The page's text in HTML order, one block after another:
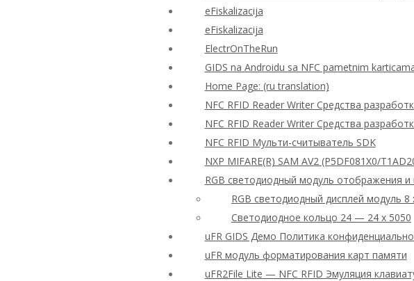
eFiskalizacija
eFiskalizacija
ElectrOnTheRun
GIDS na Androidu sa NFC pametnim
Home Page: (ru translation)
NFC RFID Reader Writer Средства
NFC RFID Reader Writer Средства
NFC RFID Мульти-считыватель SDK
NXP MIFARE(R) SAM AV2 (P5DF081X0/
RGB светодиодный модуль отображения и
RGB светодиодный дисплей модуль 8
Светодиодное кольцо 24 — 24 x 5050
uFR GIDS Демо Политика
uFR модуль форматирования карт памяти
uFR2File Lite — NFC RFID Эмуляция